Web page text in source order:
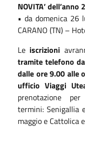
NOVITA’
• da domenica 26
CARANO (TN) –
Le iscrizioni
tramite telefono
dalle ore 9.00 alle
ufficio Viaggi
prenotazione
termini: Senigallia
maggio e Cattolica